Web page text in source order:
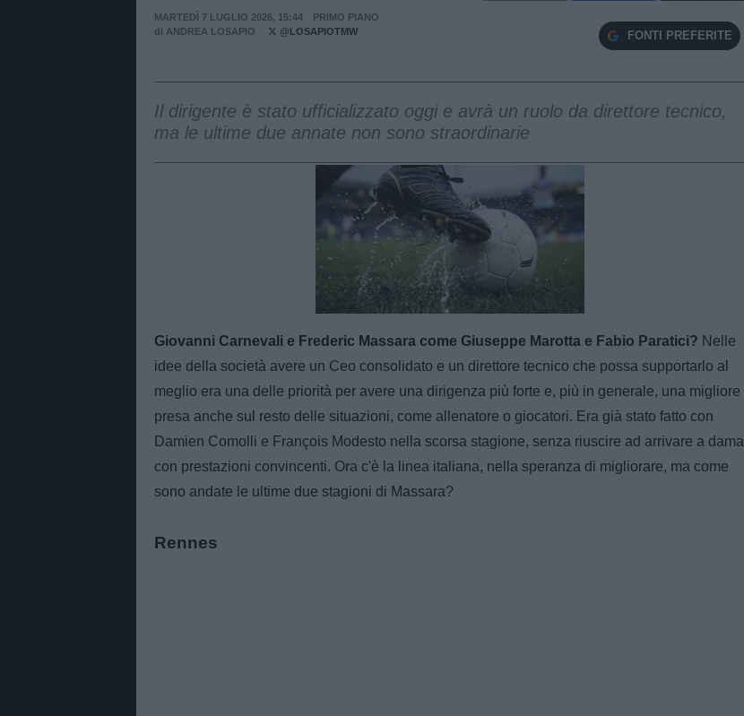
MARTEDÌ 7 LUGLIO 2026, 15:44
PRIMO PIANO
di ANDREA LOSAPIO @LOSAPIOTMW FONTI PREFERITE
Il dirigente è stato ufficializzato oggi e avrà un ruolo da direttore tecnico,
ma le ultime due annate non sono straordinarie
Unmute
Loaded:
100.00%
Giovanni Carnevali e Frederic Massara come Giuseppe Marotta e Fabio Paratici? Nelle
idee della società avere un Ceo consolidato e un direttore tecnico che possa supportarlo al
meglio era una delle priorità per avere una dirigenza più forte e, più in generale, una migliore
presa anche sul resto delle situazioni, come allenatore o giocatori. Era già stato fatto con
Damien Comolli e François Modesto nella scorsa stagione, senza riuscire ad arrivare a dama
con prestazioni convincenti. Ora c'è la linea italiana, nella speranza di migliorare, ma come
sono andate le ultime due stagioni di Massara?
Rennes